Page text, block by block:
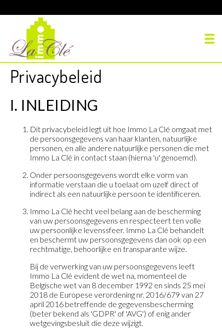
Privacybeleid
I. INLEIDING
Dit privacybeleid legt uit hoe Immo La Clé omgaat met
de persoonsgegevens van haar klanten, natuurlijke
personen, en alle andere natuurlijke personen die met
Immo La Clé in contact staan (hierna 'u' genoemd).
Onder persoonsgegevens wordt elke vorm van
informatie verstaan die u toelaat om uzelf direct of
indirect als een natuurlijke persoon te identificeren.
Immo La Clé hecht veel belang aan de bescherming
van uw persoonsgegevens en respecteert ten volle
uw persoonlijke levenssfeer. Immo La Clé behandelt
en beschermt uw persoonsgegevens dan ook op een
rechtmatige, behoorlijke en transparante wijze.
Bij de verwerking van uw persoonsgegevens leeft
Immo La Clé evident de wet na, momenteel de
Belgische wet van 8 december 1992 en sinds 25 mei
2018 de Europese verordening nr. 2016/679 van 27
april 2016 betreffende de gegevensbescherming
(beter bekend als 'GDPR' of 'AVG') of enig ander
wetgevingsbesluit die deze wijzigt.